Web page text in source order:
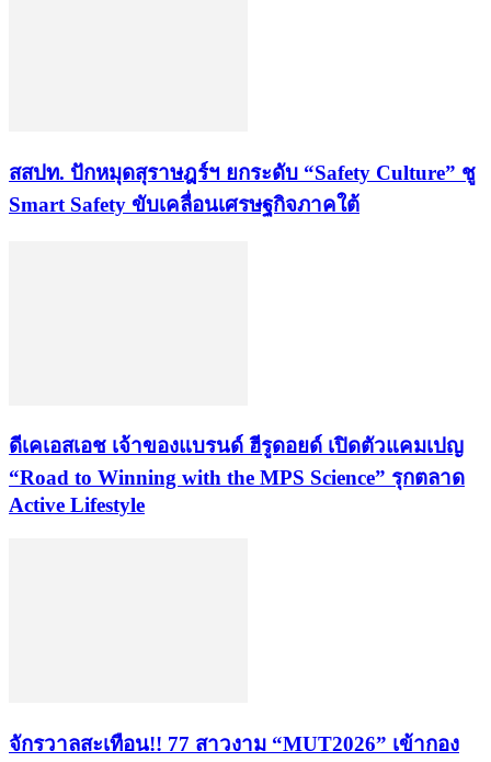
สสปท. ปักหมุดสุราษฎร์ฯ ยกระดับ “Safety Culture” ชู
Smart Safety ขับเคลื่อนเศรษฐกิจภาคใต้
ดีเคเอสเอช เจ้าของแบรนด์ ฮีรูดอยด์ เปิดตัวแคมเปญ
“Road to Winning with the MPS Science” รุกตลาด
Active Lifestyle
จักรวาลสะเทือน!! 77 สาวงาม “MUT2026” เข้ากอง